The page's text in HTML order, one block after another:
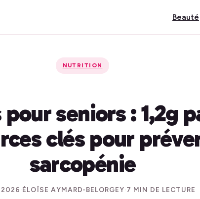
Beauté
NUTRITION
seniors : 1,2g
clés pour
sarcopénie
·ÉLOÏSE AYMARD-BELORGEY·7 MIN DE LECTURE